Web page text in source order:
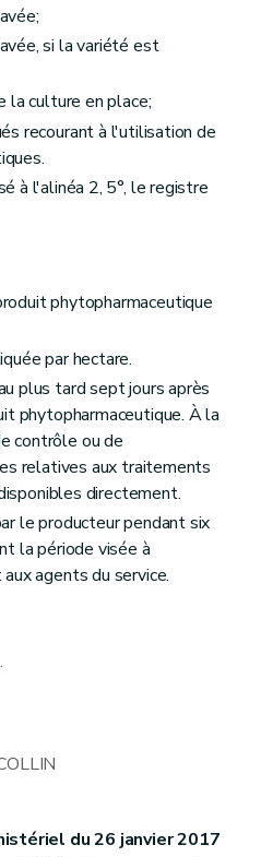
si la variété est
la culture en place;
recourant à l'utilisation de
à l'alinéa 2, 5°, le registre
phytopharmaceutique
par hectare.
plus tard sept jours après
phytopharmaceutique. À la
contrôle ou de
relatives aux traitements
directement.
le producteur pendant six
la période visée à
agents du service.
du 26 janvier 2017